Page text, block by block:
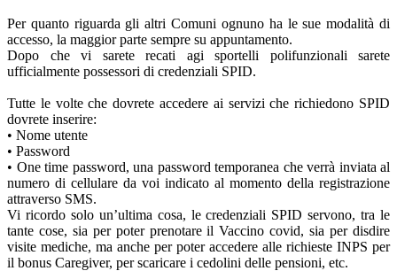
Per quanto riguarda gli altri Comuni ognuno ha le sue modalità di
accesso, la maggior parte sempre su appuntamento.
Dopo che vi sarete recati agi sportelli polifunzionali sarete
ufficialmente possessori di credenziali SPID.
Tutte le volte che dovrete accedere ai servizi che richiedono SPID
dovrete inserire:
• Nome utente
• Password
• One time password, una password temporanea che verrà inviata al
numero di cellulare da voi indicato al momento della registrazione
attraverso SMS.
Vi ricordo solo un’ultima cosa, le credenziali SPID servono, tra le
tante cose, sia per poter prenotare il Vaccino covid, sia per disdire
visite mediche, ma anche per poter accedere alle richieste INPS per
il bonus Caregiver, per scaricare i cedolini delle pensioni, etc.